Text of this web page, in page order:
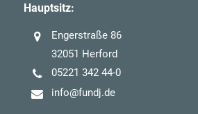
Hauptsitz:
Engerstraße 86
32051 Herford
05221 342 44-0
info@fundj.de